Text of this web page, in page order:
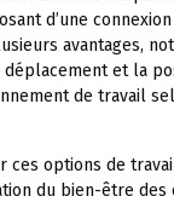
d’une
avantages,
et la
de travail
ces options de
du bien-être